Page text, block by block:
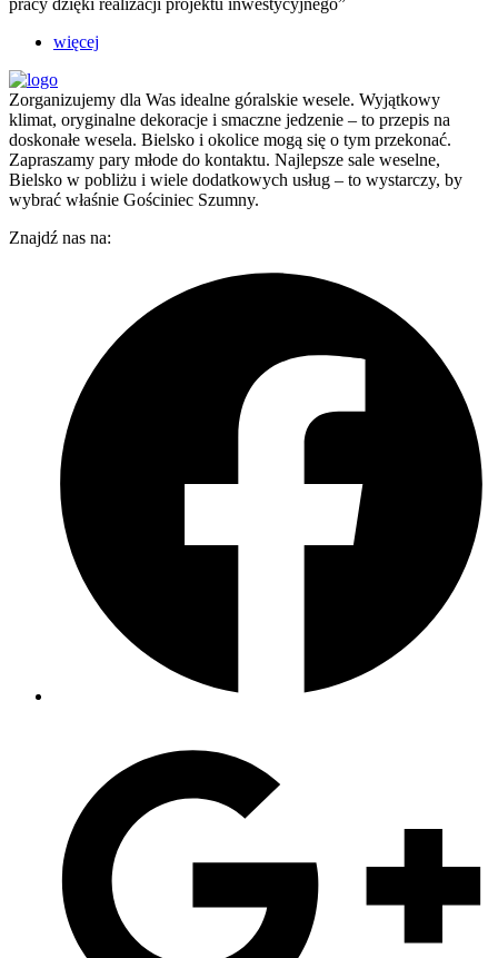
pracy dzięki realizacji projektu inwestycyjnego”
więcej
Zorganizujemy dla Was idealne góralskie wesele. Wyjątkowy
klimat, oryginalne dekoracje i smaczne jedzenie – to przepis na
doskonałe wesela. Bielsko i okolice mogą się o tym przekonać.
Zapraszamy pary młode do kontaktu. Najlepsze sale weselne,
Bielsko w pobliżu i wiele dodatkowych usług – to wystarczy, by
wybrać właśnie Gościniec Szumny.
Znajdź nas na: